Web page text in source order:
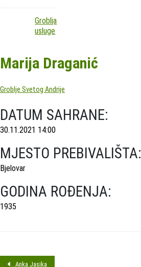
Groblja
usluge
Marija Draganić
Groblje Svetog Andrije
DATUM SAHRANE:
30.11.2021 14:00
MJESTO PREBIVALIŠTA:
Bjelovar
GODINA ROĐENJA:
1935
Anka Jasika